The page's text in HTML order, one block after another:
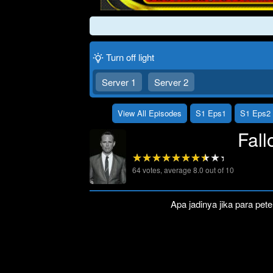
Turn off light
Server 1
Server 2
View All Episodes S1 Eps1 S1 Eps2
64votes, average 8.0 out of 10
Apa jadinya jika para